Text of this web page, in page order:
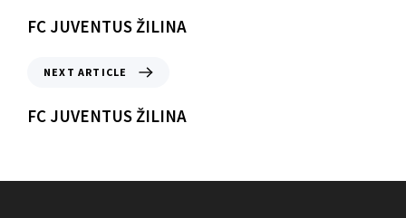
FC JUVENTUS ŽILINA
NEXT ARTICLE
FC JUVENTUS ŽILINA